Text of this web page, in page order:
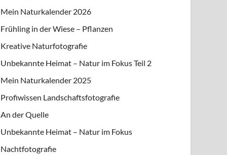
Mein Naturkalender 2026
Frühling in der Wiese – Pflanzen
Kreative Naturfotografie
Unbekannte Heimat – Natur im Fokus Teil 2
Mein Naturkalender 2025
Profiwissen Landschaftsfotografie
An der Quelle
Unbekannte Heimat – Natur im Fokus
Nachtfotografie